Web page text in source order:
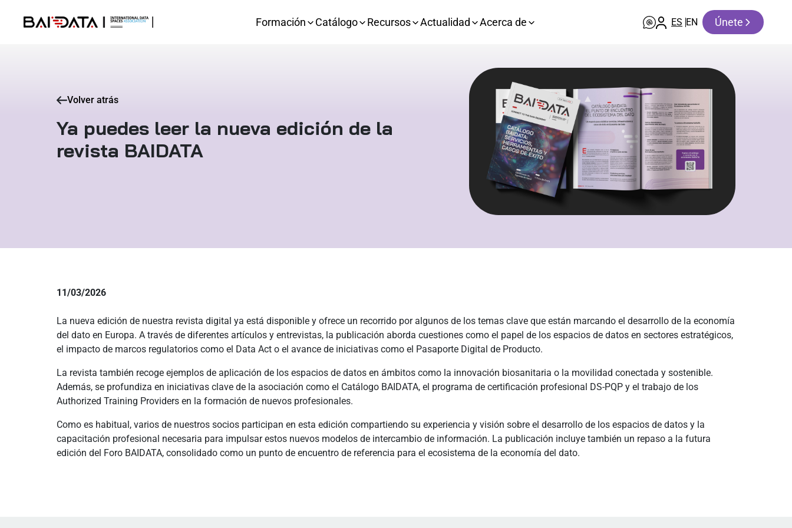
Formación Catálogo Recursos Actualidad Acerca de ES EN Únete
Volver atrás
Ya puedes leer la nueva edición de la
revista BAIDATA
11/03/2026
La nueva edición de nuestra revista digital ya está disponible y ofrece un recorrido por algunos de los temas clave que están marcando el desarrollo de la economía
del dato en Europa. A través de diferentes artículos y entrevistas, la publicación aborda cuestiones como el papel de los espacios de datos en sectores estratégicos,
el impacto de marcos regulatorios como el Data Act o el avance de iniciativas como el Pasaporte Digital de Producto.
La revista también recoge ejemplos de aplicación de los espacios de datos en ámbitos como la innovación biosanitaria o la movilidad conectada y sostenible.
Además, se profundiza en iniciativas clave de la asociación como el Catálogo BAIDATA, el programa de certificación profesional DS-PQP y el trabajo de los
Authorized Training Providers en la formación de nuevos profesionales.
Como es habitual, varios de nuestros socios participan en esta edición compartiendo su experiencia y visión sobre el desarrollo de los espacios de datos y la
capacitación profesional necesaria para impulsar estos nuevos modelos de intercambio de información. La publicación incluye también un repaso a la futura
edición del Foro BAIDATA, consolidado como un punto de encuentro de referencia para el ecosistema de la economía del dato.